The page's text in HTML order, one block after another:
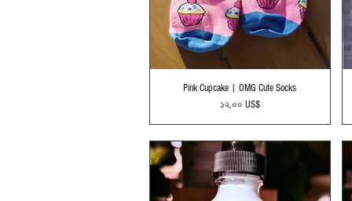
Quick View
Pink Cupcake | OMG Cute Socks
Price
১২.০০ US$